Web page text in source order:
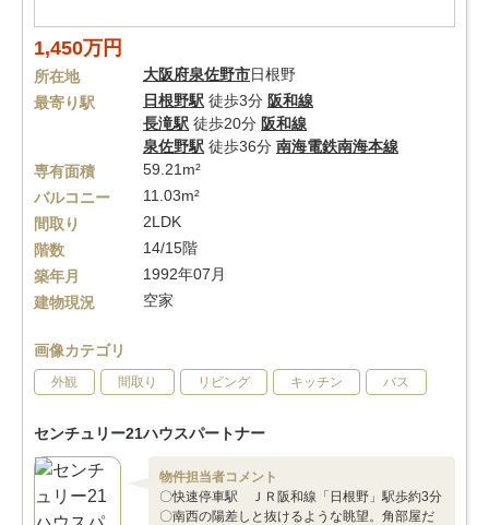
1,450万円
所在地 大阪府泉佐野市日根野
最寄り駅
日根野駅 徒歩3分 阪和線
長滝駅 徒歩20分 阪和線
泉佐野駅 徒歩36分 南海電鉄南海本線
専有面積
59.21m²
バルコニー
11.03m²
間取り
2LDK
階数
14/15階
築年月
1992年07月
建物現況
空家
画像カテゴリ
外観 間取り リビング キッチン バス
センチュリー21ハウスパートナー
物件担当者コメント
〇快速停車駅 ＪＲ阪和線「日根野」駅歩約3分
〇南西の陽差しと抜けるような眺望。角部屋だ